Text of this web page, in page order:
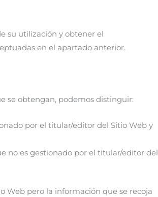
su utilización y obtener el
en el apartado anterior.
se obtengan, podemos distinguir:
por el titular/editor del Sitio Web y
no es gestionado por el titular/editor del
Web pero la información que se recoja